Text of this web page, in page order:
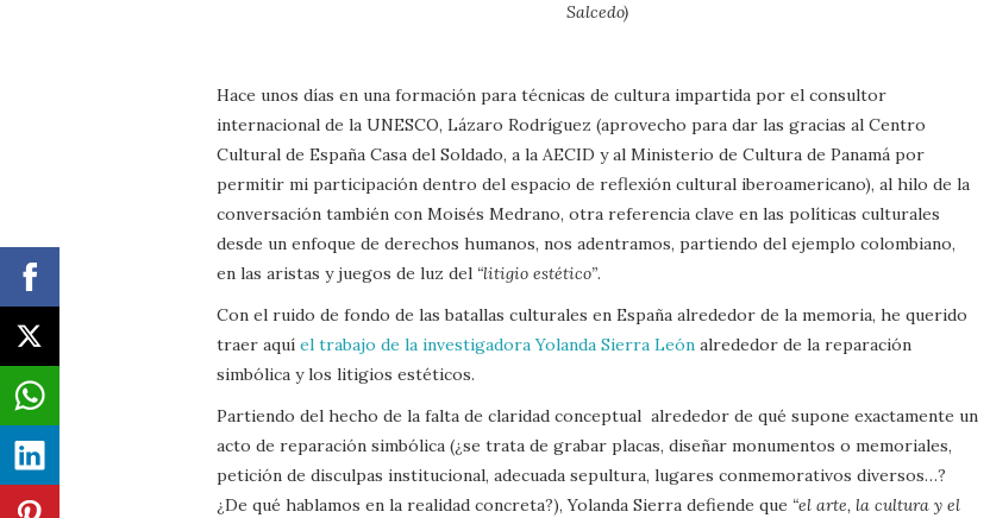
Salcedo)
Hace unos días en una formación para técnicas de cultura impartida por el consultor
internacional de la UNESCO, Lázaro Rodríguez (aprovecho para dar las gracias al Centro
Cultural de España Casa del Soldado, a la AECID y al Ministerio de Cultura de Panamá por
permitir mi participación dentro del espacio de reflexión cultural iberoamericano), al hilo de la
conversación también con Moisés Medrano, otra referencia clave en las políticas culturales
desde un enfoque de derechos humanos, nos adentramos, partiendo del ejemplo colombiano,
en las aristas y juegos de luz del “litigio estético”.
Con el ruido de fondo de las batallas culturales en España alrededor de la memoria, he querido
traer aquí el trabajo de la investigadora Yolanda Sierra León alrededor de la reparación
simbólica y los litigios estéticos.
Partiendo del hecho de la falta de claridad conceptual alrededor de qué supone exactamente un
acto de reparación simbólica (¿se trata de grabar placas, diseñar monumentos o memoriales,
petición de disculpas institucional, adecuada sepultura, lugares conmemorativos diversos…?
¿De qué hablamos en la realidad concreta?), Yolanda Sierra defiende que “el arte, la cultura y el